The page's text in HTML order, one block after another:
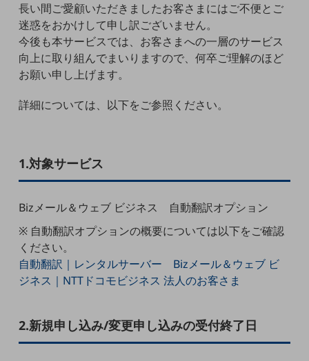
DXに関する課題を解決する
サービス・ソリューションをご紹介
カテゴリーで探す
カテゴリーで探すTOP
ネットワーク・モバイル
クラウド・データセンター
セキュリティ
データ利活用
運用管理
災害対策・BCP
課題・ニーズで探す
長い間ご愛顧いただきましたお客さまにはご不便とご
迷惑をおかけして申し訳ございません。
今後も本サービスでは、お客さまへの一層のサービス
向上に取り組んでまいりますので、何卒ご理解のほど
お願い申し上げます。
詳細については、以下をご参照ください。
1.対象サービス
Bizメール＆ウェブ ビジネス 自動翻訳オプション
※ 自動翻訳オプションの概要については以下をご確認
ください。
自動翻訳｜レンタルサーバー Bizメール＆ウェブ ビ
ジネス｜NTTドコモビジネス 法人のお客さま
2.新規申し込み/変更申し込みの受付終了日